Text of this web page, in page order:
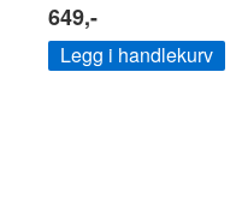
649,-
Legg i handlekurv